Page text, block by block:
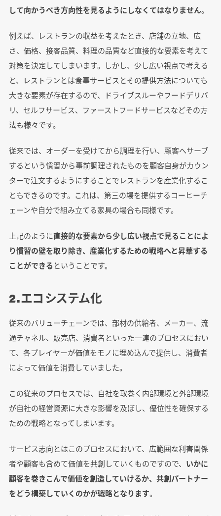
して向かうべき方向性を見るようにしなくてはなりません。
例えば、レストランの収益を考えたとき、店舗の立地、広
さ、価格、接客品質、料理の品質など直接的な要素を考えて
対策を決定してしまいます。しかし、少し広い視点で考える
と、レストランとは食事サービスとその提供方法についても
大きな要素が存在するので、ドライブスルーやフードデリバ
リ、セルフサービス、ファーストフードサービスなどその方
法も様々です。
従来では、オーダーを受けてから調理を行い、顧客へサーブ
するという慣習から事前調理されたものを顧客自身がカウン
ターで注文するようにすることでレストランを産業化するこ
ともできるのです。これは、第三の場を提供するコーヒーチ
ェーンや自分で組み立てる家具の場合も同様です。
上記のように直接的な要素から少し広い視点で見ることによ
り慣習の壁を取り除き、産業化するための戦略へと昇華する
ことができる ということです。
2.エコシステム化
従来のバリューチェーンでは、部材の供給者、メーカー、流
通チャネル、販売店、消費者といった一連のプロセスにおい
て、各プレイヤーが価値をモノに埋め込んで提供し、消費者
によって価値を消費していました。
この従来のプロセスでは、自社を取巻く内部環境と外部環境
が自社の経営資源に大きな影響を及ぼし、優位性を確保する
ための戦略となってしまいます。
サービス志向とはこのプロセスにおいて、広範囲な利害関係
者や顧客も含めて価値を共創していくものですので、 いかに
顧客を巻きこんで価値を創造していけるか、共創パートナー
をどう構築していくのかが戦略となります。